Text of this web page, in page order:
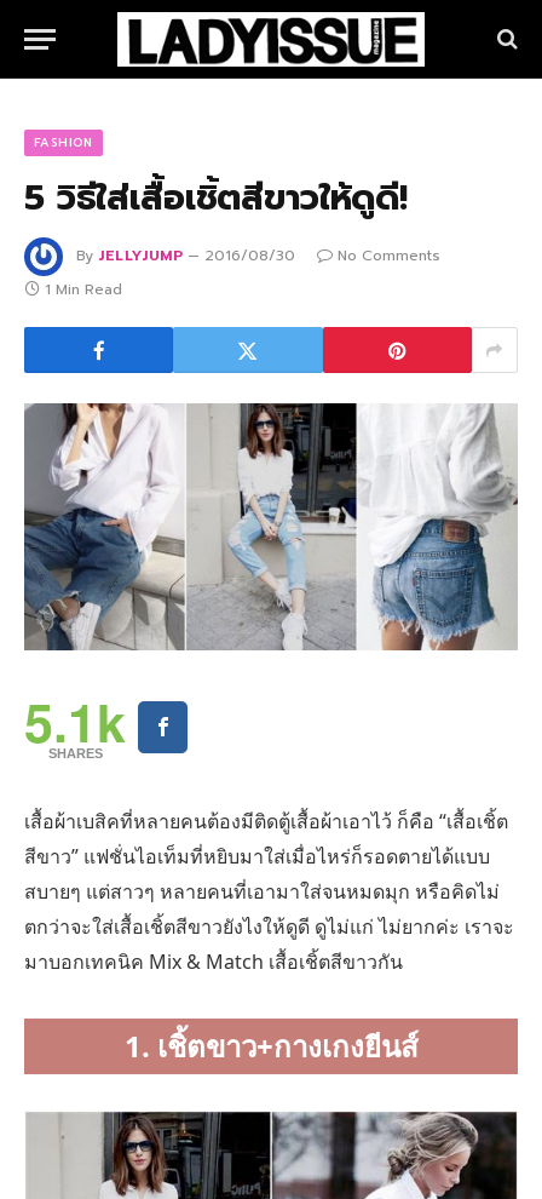
FASHION
5 วิธีใส่เสื้อเชิ้ตสีขาวให้ดูดี!
By JELLYJUMP 2016/08/30
No Comments
1 Min Read
5.1k
SHARES
เสื้อผ้าเบสิคที่หลายคนต้องมีติดตู้เสื้อผ้าเอาไว้ ก็คือ “เสื้อเชิ้ต
สีขาว” แฟชั่นไอเท็มที่หยิบมาใส่เมื่อไหร่ก็รอดตายได้แบบ
สบายๆ แต่สาวๆ หลายคนที่เอามาใส่จนหมดมุก หรือคิดไม่
ตกว่าจะใส่เสื้อเชิ้ตสีขาวยังไงให้ดูดี ดูไม่แก่ ไม่ยากค่ะ เราจะ
มาบอกเทคนิค Mix & Match เสื้อเชิ้ตสีขาวกัน
1. เชิ้ตขาว+กางเกงยีนส์